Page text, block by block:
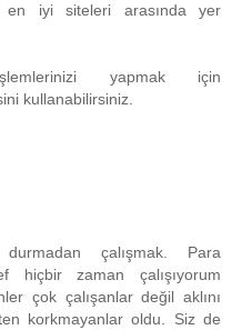
iyi siteleri arasında yer
yapmak için
kullanabilirsiniz.
çalışmak. Para
hiçbir zaman çalışıyorum
çok çalışanlar değil aklını
korkmayanlar oldu. Siz de